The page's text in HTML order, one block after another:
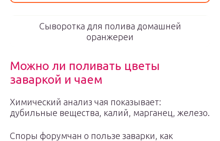
Сыворотка для полива домашней
оранжереи
Можно ли поливать цветы
заваркой и чаем
Химический анализ чая показывает:
дубильные вещества, калий, марганец, железо.
Споры форумчан о пользе заварки, как